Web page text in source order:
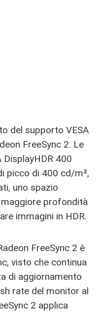
del supporto VESA
FreeSync 2. Le
DisplayHDR 400
picco di 400 cd/m²,
uno spazio
profondità
immagini in HDR.
FreeSync 2 è
visto che continua
di aggiornamento
rate del monitor al
2 applica